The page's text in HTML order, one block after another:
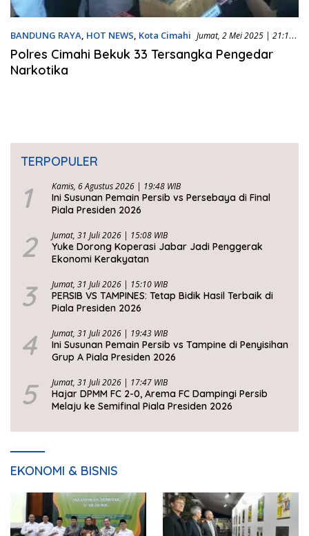
BANDUNG RAYA, HOT NEWS, Kota Cimahi Jumat, 2 Mei 2025 | 21:11
WIB
Polres Cimahi Bekuk 33 Tersangka Pengedar
Narkotika
TERPOPULER
1 Kamis, 6 Agustus 2026 | 19:48 WIB
Ini Susunan Pemain Persib vs Persebaya di Final
Piala Presiden 2026
2 Jumat, 31 Juli 2026 | 15:08 WIB
Yuke Dorong Koperasi Jabar Jadi Penggerak
Ekonomi Kerakyatan
3 Jumat, 31 Juli 2026 | 15:10 WIB
PERSIB VS TAMPINES: Tetap Bidik Hasil Terbaik di
Piala Presiden 2026
4 Jumat, 31 Juli 2026 | 19:43 WIB
Ini Susunan Pemain Persib vs Tampine di Penyisihan
Grup A Piala Presiden 2026
5 Jumat, 31 Juli 2026 | 17:47 WIB
Hajar DPMM FC 2-0, Arema FC Dampingi Persib
Melaju ke Semifinal Piala Presiden 2026
EKONOMI & BISNIS